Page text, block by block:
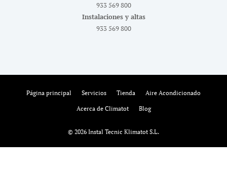
933 569 800
Instalaciones y altas
933 569 800
Página principal Servicios Tienda Aire Acondicionado
Acerca de Climatot Blog
© 2026 Instal Tecnic Klimatot S.L.